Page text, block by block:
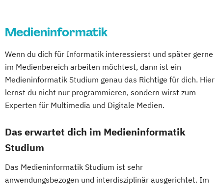
Medieninformatik
Wenn du dich für Informatik interessierst und später gerne
im Medienbereich arbeiten möchtest, dann ist ein
Medieninformatik Studium genau das Richtige für dich. Hier
lernst du nicht nur programmieren, sondern wirst zum
Experten für Multimedia und Digitale Medien.
Das erwartet dich im Medieninformatik
Studium
Das Medieninformatik Studium ist sehr
anwendungsbezogen und interdisziplinär ausgerichtet. Im